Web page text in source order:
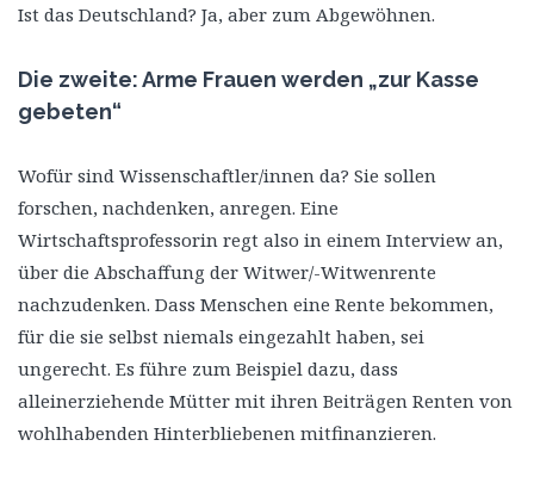
Ist das Deutschland? Ja, aber zum Abgewöhnen.
Die zweite: Arme Frauen werden „zur Kasse
gebeten“
Wofür sind Wissenschaftler/innen da? Sie sollen
forschen, nachdenken, anregen. Eine
Wirtschaftsprofessorin regt also in einem Interview an,
über die Abschaffung der Witwer/-Witwenrente
nachzudenken. Dass Menschen eine Rente bekommen,
für die sie selbst niemals eingezahlt haben, sei
ungerecht. Es führe zum Beispiel dazu, dass
alleinerziehende Mütter mit ihren Beiträgen Renten von
wohlhabenden Hinterbliebenen mitfinanzieren.